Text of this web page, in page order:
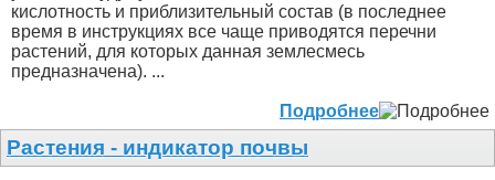
кислотность и приблизительный состав (в последнее
время в инструкциях все чаще приводятся перечни
растений, для которых данная землесмесь
предназначена). ...
Подробнее
Растения - индикатор почвы